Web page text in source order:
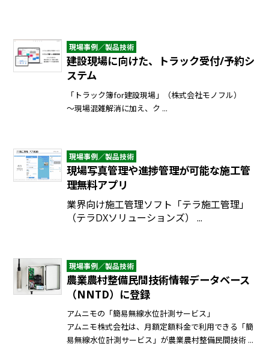
現場事例／製品技術
建設現場に向けた、トラック受付/予約シ
ステム
「トラック簿for建設現場」（株式会社モノフル）
〜現場混雑解消に加え、ク ...
現場事例／製品技術
現場写真管理や進捗管理が可能な施工管
理無料アプリ
業界向け施工管理ソフト「テラ施工管理」
（テラDXソリューションズ） ...
現場事例／製品技術
農業農村整備民間技術情報データベース
（NNTD）に登録
アムニモの「簡易無線水位計測サービス」
アムニモ株式会社は、月額定額料金で利用できる「簡
易無線水位計測サービス」が農業農村整備民間技術 ...